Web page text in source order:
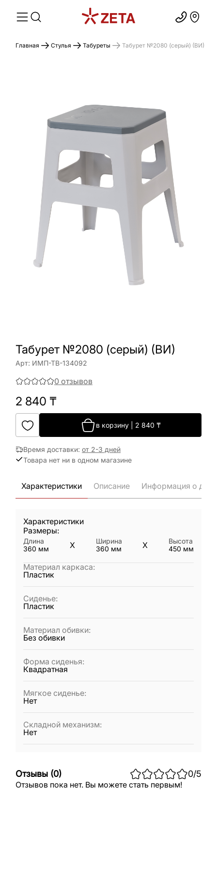
Главная Стулья Табуреты Табурет №2080 (серый) (ВИ)
Табурет №2080 (серый) (ВИ)
Арт: ИМП-ТВ-134092
0 отзывов
2 840 ₸
в корзину| 2 840 ₸
Время доставки: от 2-3 дней
Товара нет ни в одном магазине
Характеристики Описание Информация о
Характеристики
Размеры:
Длина
360 мм X
Ширина
360 мм X
Высота
450 мм
Материал каркаса:
Пластик
Сиденье:
Пластик
Материал обивки:
Без обивки
Форма сиденья:
Квадратная
Мягкое сиденье:
Нет
Складной механизм:
Нет
Отзывы (0) 0/5
Отзывов пока нет. Вы можете стать первым!